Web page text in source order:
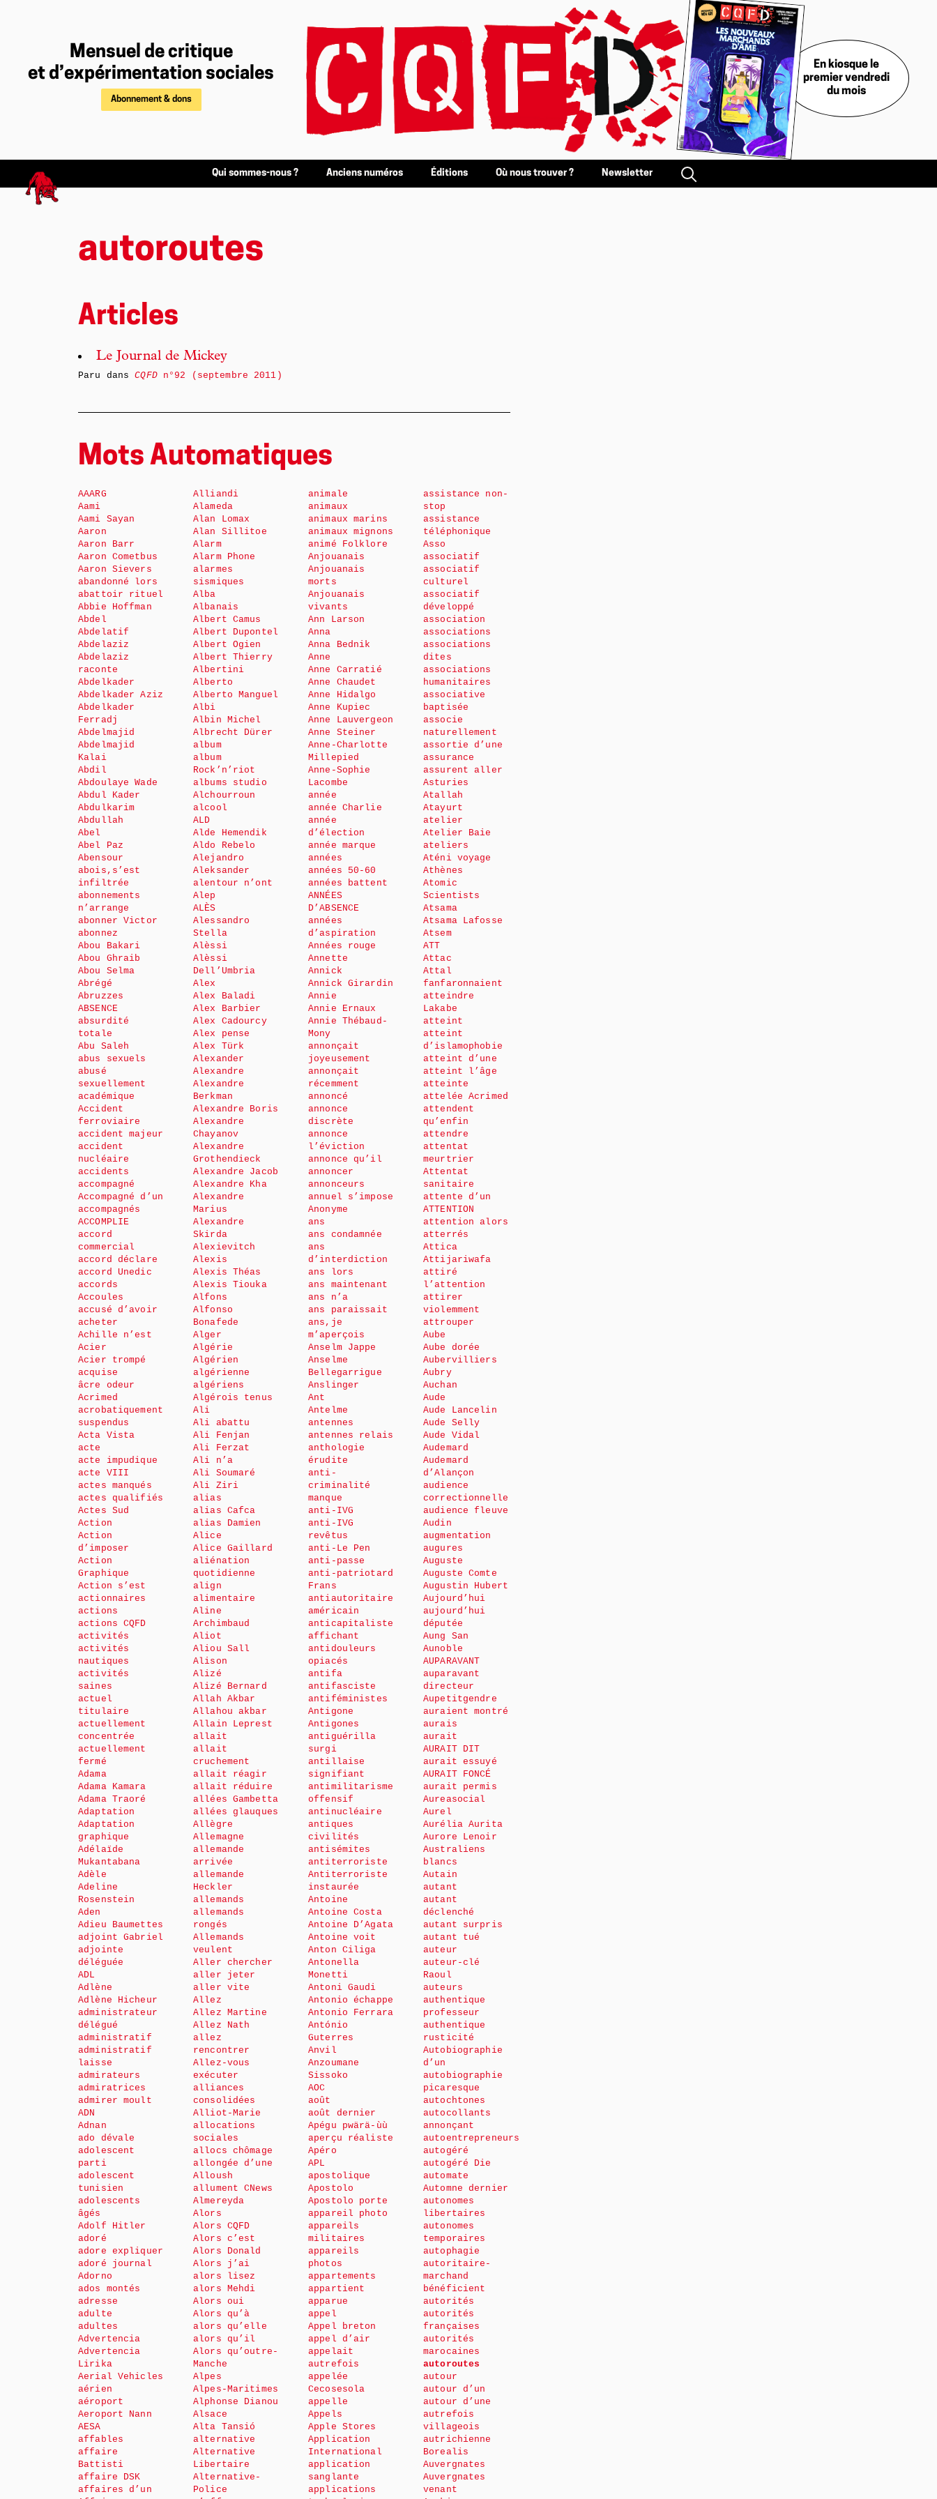
Mensuel de critique
et d’expérimentation sociales
Abonnement & dons
En kiosque le
premier vendredi
du mois
Qui sommes-nous ? Anciens numéros Éditions Où nous trouver ? Newsletter
autoroutes
Articles
Le Journal de Mickey
Paru dansCQFDn°92 (septembre 2011)
Mots Automatiques
AAARG
Aami
Aami Sayan
Aaron
Aaron Barr
Aaron Cometbus
Aaron Sievers
abandonné lors
abattoir rituel
Abbie Hoffman
Abdel
Abdelatif
Abdelaziz
Abdelaziz
raconte
Abdelkader
Abdelkader Aziz
Abdelkader
Ferradj
Abdelmajid
Abdelmajid
Kalai
Abdil
Abdoulaye Wade
Abdul Kader
Abdulkarim
Abdullah
Abel
Abel Paz
Abensour
abois,s’est
infiltrée
abonnements
n’arrange
abonner Victor
abonnez
Abou Bakari
Abou Ghraib
Abou Selma
Abrégé
Abruzzes
ABSENCE
absurdité
totale
Abu Saleh
abus sexuels
abusé
sexuellement
académique
Accident
ferroviaire
accident majeur
accident
nucléaire
accidents
accompagné
Accompagné d’un
accompagnés
ACCOMPLIE
accord
commercial
accord déclare
accord Unedic
accords
Accoules
accusé d’avoir
acheter
Achille n’est
Acier
Acier trompé
acquise
âcre odeur
Acrimed
acrobatiquement
suspendus
Acta Vista
acte
acte impudique
acte VIII
actes manqués
actes qualifiés
Actes Sud
Action
Action
d’imposer
Action
Graphique
Action s’est
actionnaires
actions
actions CQFD
activités
activités
nautiques
activités
saines
actuel
titulaire
actuellement
concentrée
actuellement
fermé
Adama
Adama Kamara
Adama Traoré
Adaptation
Adaptation
graphique
Adélaïde
Mukantabana
Adèle
Adeline
Rosenstein
Aden
Adieu Baumettes
adjoint Gabriel
adjointe
déléguée
ADL
Adlène
Adlène Hicheur
administrateur
délégué
administratif
administratif
laisse
admirateurs
admiratrices
admirer moult
ADN
Adnan
ado dévale
adolescent
parti
adolescent
tunisien
adolescents
âgés
Adolf Hitler
adoré
adore expliquer
adoré journal
Adorno
ados montés
adresse
adulte
adultes
Advertencia
Advertencia
Lirika
Aerial Vehicles
aérien
aéroport
Aeroport Nann
AESA
affables
affaire
Battisti
affaire DSK
affaires d’un
Alliandi
Alameda
Alan Lomax
Alan Sillitoe
Alarm
Alarm Phone
alarmes
sismiques
Alba
Albanais
Albert Camus
Albert Dupontel
Albert Ogien
Albert Thierry
Albertini
Alberto
Alberto Manguel
Albi
Albin Michel
Albrecht Dürer
album
album
Rock’n’riot
albums studio
Alchourroun
alcool
ALD
Alde Hemendik
Aldo Rebelo
Alejandro
Aleksander
alentour n’ont
Alep
ALÈS
Alessandro
Stella
Alèssi
Alèssi
Dell’Umbria
Alex
Alex Baladi
Alex Barbier
Alex Cadourcy
Alex pense
Alex Türk
Alexander
Alexandre
Alexandre
Berkman
Alexandre Boris
Alexandre
Chayanov
Alexandre
Grothendieck
Alexandre Jacob
Alexandre Kha
Alexandre
Marius
Alexandre
Skirda
Alexievitch
Alexis
Alexis Théas
Alexis Tiouka
Alfons
Alfonso
Bonafede
Alger
Algérie
Algérien
algérienne
algériens
Algérois tenus
Ali
Ali abattu
Ali Fenjan
Ali Ferzat
Ali n’a
Ali Soumaré
Ali Ziri
alias
alias Cafca
alias Damien
Alice
Alice Gaillard
aliénation
quotidienne
align
alimentaire
Aline
Archimbaud
Aliot
Aliou Sall
Alison
Alizé
Alizé Bernard
Allah Akbar
Allahou akbar
Allain Leprest
allait
allait
cruchement
allait réagir
allait réduire
allées Gambetta
allées glauques
Allègre
Allemagne
allemande
arrivée
allemande
Heckler
allemands
allemands
rongés
Allemands
veulent
Aller chercher
aller jeter
aller vite
Allez
Allez Martine
Allez Nath
allez
rencontrer
Allez-vous
exécuter
alliances
consolidées
Alliot-Marie
allocations
sociales
allocs chômage
allongée d’une
Alloush
allument CNews
Almereyda
Alors
Alors CQFD
Alors c’est
Alors Donald
Alors j’ai
alors lisez
alors Mehdi
Alors oui
Alors qu’à
alors qu’elle
alors qu’il
Alors qu’outre-
Manche
Alpes
Alpes-Maritimes
Alphonse Dianou
Alsace
Alta Tansió
alternative
Alternative
Libertaire
Alternative-
Police
animale
animaux
animaux marins
animaux mignons
animé Folklore
Anjouanais
Anjouanais
morts
Anjouanais
vivants
Ann Larson
Anna
Anna Bednik
Anne
Anne Carratié
Anne Chaudet
Anne Hidalgo
Anne Kupiec
Anne Lauvergeon
Anne Steiner
Anne-Charlotte
Millepied
Anne-Sophie
Lacombe
année
année Charlie
année
d’élection
année marque
années
années 50-60
années battent
ANNÉES
D’ABSENCE
années
d’aspiration
Années rouge
Annette
Annick
Annick Girardin
Annie
Annie Ernaux
Annie Thébaud-
Mony
annonçait
joyeusement
annonçait
récemment
annoncé
annonce
discrète
annonce
l’éviction
annonce qu’il
annoncer
annonceurs
annuel s’impose
Anonyme
ans
ans condamnée
ans
d’interdiction
ans lors
ans maintenant
ans n’a
ans paraissait
ans,je
m’aperçois
Anselm Jappe
Anselme
Bellegarrigue
Anslinger
Ant
Antelme
antennes
antennes relais
anthologie
érudite
anti-
criminalité
manque
anti-IVG
anti-IVG
revêtus
anti-Le Pen
anti-passe
anti-patriotard
Frans
antiautoritaire
américain
anticapitaliste
affichant
antidouleurs
opiacés
antifa
antifasciste
antiféministes
Antigone
Antigones
antiguérilla
surgi
antillaise
signifiant
antimilitarisme
offensif
antinucléaire
antiques
civilités
antisémites
antiterroriste
Antiterroriste
instaurée
Antoine
Antoine Costa
Antoine D’Agata
Antoine voit
Anton Ciliga
Antonella
Monetti
Antoni Gaudi
Antonio échappe
Antonio Ferrara
António
Guterres
Anvil
Anzoumane
Sissoko
AOC
août
août dernier
Apégu pwärä-ùù
aperçu réaliste
Apéro
APL
apostolique
Apostolo
Apostolo porte
appareil photo
appareils
militaires
appareils
photos
appartements
appartient
apparue
appel
Appel breton
appel d’air
appelait
autrefois
appelée
Cecosesola
appelle
Appels
Apple Stores
Application
International
application
sanglante
applications
assistance non-
stop
assistance
téléphonique
Asso
associatif
associatif
culturel
associatif
développé
association
associations
associations
dites
associations
humanitaires
associative
baptisée
associe
naturellement
assortie d’une
assurance
assurent aller
Asturies
Atallah
Atayurt
atelier
Atelier Baie
ateliers
Aténi voyage
Athènes
Atomic
Scientists
Atsama
Atsama Lafosse
Atsem
ATT
Attac
Attal
fanfaronnaient
atteindre
Lakabe
atteint
atteint
d’islamophobie
atteint d’une
atteint l’âge
atteinte
attelée Acrimed
attendent
qu’enfin
attendre
attentat
meurtrier
Attentat
sanitaire
attente d’un
ATTENTION
attention alors
atterrés
Attica
Attijariwafa
attiré
l’attention
attirer
violemment
attrouper
Aube
Aube dorée
Aubervilliers
Aubry
Auchan
Aude
Aude Lancelin
Aude Selly
Aude Vidal
Audemard
Audemard
d’Alançon
audience
correctionnelle
audience fleuve
Audin
augmentation
augures
Auguste
Auguste Comte
Augustin Hubert
Aujourd’hui
aujourd’hui
députée
Aung San
Aunoble
AUPARAVANT
auparavant
directeur
Aupetitgendre
auraient montré
aurais
aurait
AURAIT DIT
aurait essuyé
AURAIT FONCÉ
aurait permis
Aureasocial
Aurel
Aurélia Aurita
Aurore Lenoir
Australiens
blancs
Autain
autant
autant
déclenché
autant surpris
autant tué
auteur
auteur-clé
Raoul
auteurs
authentique
professeur
authentique
rusticité
Autobiographie
d’un
autobiographie
picaresque
autochtones
autocollants
annonçant
autoentrepreneurs
autogéré
autogéré Die
automate
Automne dernier
autonomes
libertaires
autonomes
temporaires
autophagie
autoritaire-
marchand
bénéficient
autorités
autorités
françaises
autorités
marocaines
autoroutes
autour
autour d’un
autour d’une
autrefois
villageois
autrichienne
Borealis
Auvergnates
Auvergnates
venant